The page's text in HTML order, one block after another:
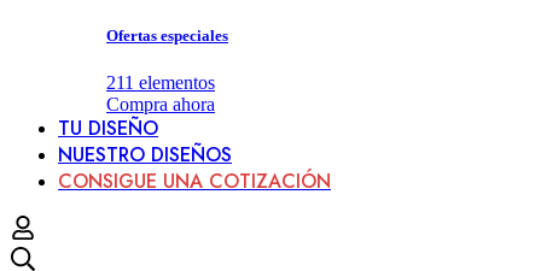
Ofertas especiales
211 elementos
Compra ahora
TU DISEÑO
NUESTRO DISEÑOS
CONSIGUE UNA COTIZACIÓN